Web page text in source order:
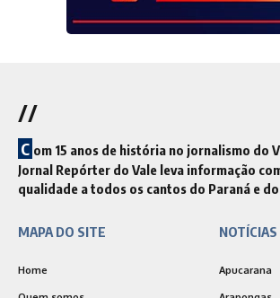
//
C om 15 anos de história no jornalismo do
Jornal Repórter do Vale leva informação
qualidade a todos os cantos do Paraná e
MAPA DO SITE
Home
NOTÍCIAS
Apucarana